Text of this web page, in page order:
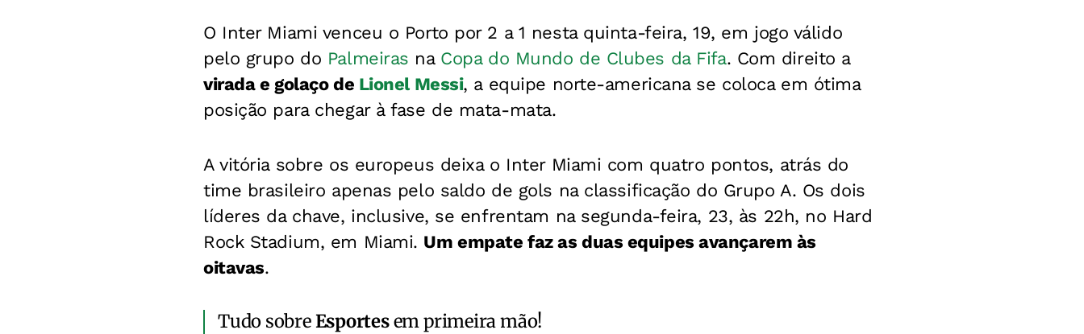
O Inter Miami venceu o Porto por 2 a 1 nesta quinta-feira, 19, em jogo válido
pelo grupo do Palmeiras na Copa do Mundo de Clubes da Fifa. Com direito a
virada e golaço de Lionel Messi, a equipe norte-americana se coloca em ótima
posição para chegar à fase de mata-mata.
A vitória sobre os europeus deixa o Inter Miami com quatro pontos, atrás do
time brasileiro apenas pelo saldo de gols na classificação do Grupo A. Os dois
líderes da chave, inclusive, se enfrentam na segunda-feira, 23, às 22h, no Hard
Rock Stadium, em Miami. Um empate faz as duas equipes avançarem às
oitavas.
Tudo sobreEsportesem primeira mão!